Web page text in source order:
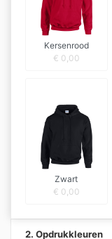
Kersenrood
€ 0,00
Zwart
€ 0,00
2. Opdrukkleuren